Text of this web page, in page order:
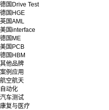
德国Drive Test
德国HGE
英国AML
美国interface
德国ME
美国PCB
德国HBM
其他品牌
案例应用
航空航天
自动化
汽车测试
康复与医疗